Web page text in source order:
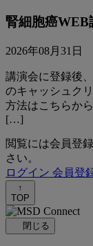
腎細胞癌WEB
2026年08月31日
講演会に登録後
のキャッシュク
方法はこちらか
[…]
閲覧には会員登
さい。
ログイン 会員登
↑
TOP
閉じる